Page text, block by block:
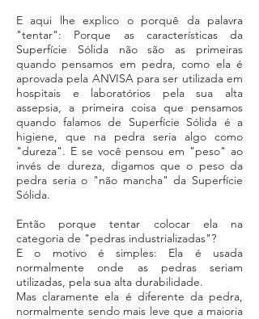
E aqui lhe explico o porquê da palavra
"tentar": Porque as características da
Superfície Sólida não são as primeiras
quando pensamos em pedra, como ela é
aprovada pela ANVISA para ser utilizada em
hospitais e laboratórios pela sua alta
assepsia, a primeira coisa que pensamos
quando falamos de Superfície Sólida é a
higiene, que na pedra seria algo como
"dureza". E se você pensou em "peso" ao
invés de dureza, digamos que o peso da
pedra seria o "não mancha" da Superfície
Sólida.
Então porque tentar colocar ela na
categoria de "pedras industrializadas"?
E o motivo é simples: Ela é usada
normalmente onde as pedras seriam
utilizadas, pela sua alta durabilidade.
Mas claramente ela é diferente da pedra,
normalmente sendo mais leve que a maioria